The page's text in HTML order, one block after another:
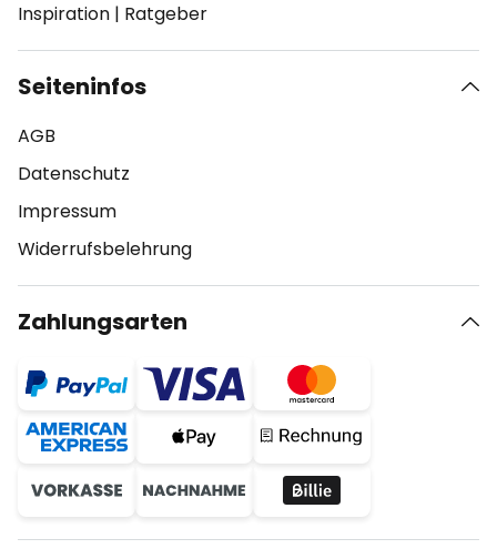
Inspiration | Ratgeber
Seiteninfos
AGB
Datenschutz
Impressum
Widerrufsbelehrung
Zahlungsarten